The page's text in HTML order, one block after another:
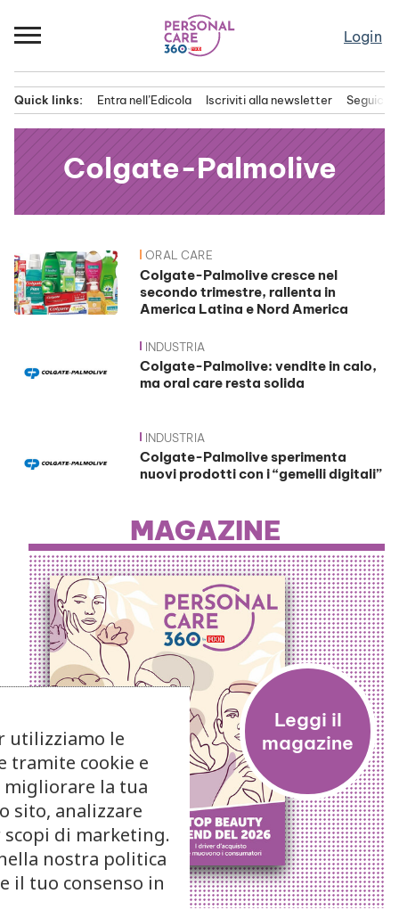
al
Login
principale
Quick links: Entra nell’Edicola Iscriviti alla newsletter Seguici
Colgate-Palmolive
News ORAL CARE
Colgate-Palmolive cresce nel
secondo trimestre, rallenta in
America Latina e Nord America
INDUSTRIA
Colgate-Palmolive: vendite in calo,
ma oral care resta solida
INDUSTRIA
Colgate-Palmolive sperimenta
nuovi prodotti con i “gemelli digitali”
MAGAZINE
utilizziamo le
tramite cookie e
la tua
sito, analizzare
di marketing.
nostra politica
il tuo consenso in